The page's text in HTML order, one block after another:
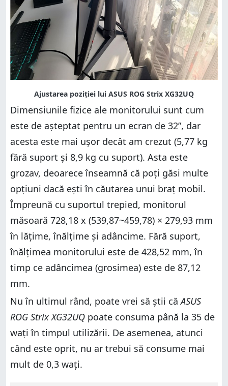
Dimensiunile fizice ale monitorului sunt cum
este de așteptat pentru un ecran de 32”, dar
acesta este mai ușor decât am crezut (5,77 kg
fără suport și 8,9 kg cu suport). Asta este
grozav, deoarece înseamnă că poți găsi multe
opțiuni dacă ești în căutarea unui braț mobil.
Împreună cu suportul trepied, monitorul
măsoară 728,18 x (539,87~459,78) × 279,93 mm
în lățime, înălțime și adâncime. Fără suport,
înălțimea monitorului este de 428,52 mm, în
timp ce adâncimea (grosimea) este de 87,12
mm.
Nu în ultimul rând, poate vrei să știi căASUS
ROG Strix XG32UQ poate consuma până la 35 de
wați în timpul utilizării. De asemenea, atunci
când este oprit, nu ar trebui să consume mai
mult de 0,3 wați.